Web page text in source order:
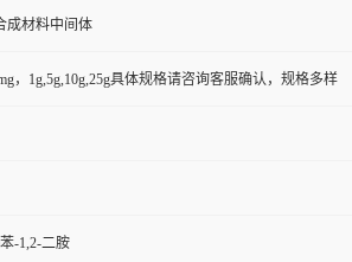
成材料中间体
，1g,5g,10g,25g具体规格请咨询客服确认，规格多样
-1,2-二胺